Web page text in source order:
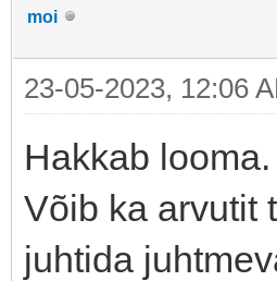
moi
23-05-2023, 12:06
Hakkab looma.
Võib ka arvutit
juhtida